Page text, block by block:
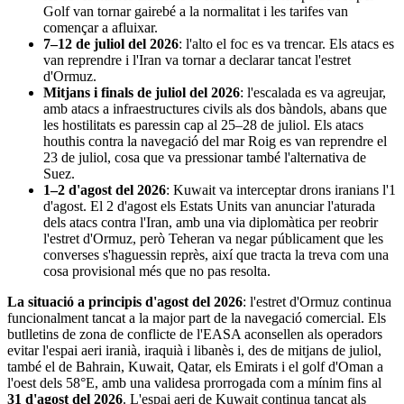
Golf van tornar gairebé a la normalitat i les tarifes van
començar a afluixar.
7–12 de juliol del 2026: l'alto el foc es va trencar. Els atacs es
van reprendre i l'Iran va tornar a declarar tancat l'estret
d'Ormuz.
Mitjans i finals de juliol del 2026: l'escalada es va agreujar,
amb atacs a infraestructures civils als dos bàndols, abans que
les hostilitats es paressin cap al 25–28 de juliol. Els atacs
houthis contra la navegació del mar Roig es van reprendre el
23 de juliol, cosa que va pressionar també l'alternativa de
Suez.
1–2 d'agost del 2026: Kuwait va interceptar drons iranians l'1
d'agost. El 2 d'agost els Estats Units van anunciar l'aturada
dels atacs contra l'Iran, amb una via diplomàtica per reobrir
l'estret d'Ormuz, però Teheran va negar públicament que les
converses s'haguessin reprès, així que tracta la treva com una
cosa provisional més que no pas resolta.
La situació a principis d'agost del 2026: l'estret d'Ormuz continua
funcionalment tancat a la major part de la navegació comercial. Els
butlletins de zona de conflicte de l'EASA aconsellen als operadors
evitar l'espai aeri iranià, iraquià i libanès i, des de mitjans de juliol,
també el de Bahrain, Kuwait, Qatar, els Emirats i el golf d'Oman a
l'oest dels 58°E, amb una validesa prorrogada com a mínim fins al
31 d'agost del 2026. L'espai aeri de Kuwait continua tancat als